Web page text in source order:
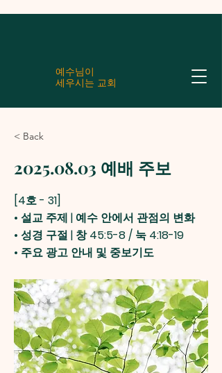
예수님이
세우시는 교회
< Back
2025.08.03 예배 주보
[4호 - 31]
• 설교 주제 | 예수 안에서 관점의 변화
• 성경 구절 | 창 45:5-8 / 눅 4:18-19
• 주요 광고 안내 및 중보기도